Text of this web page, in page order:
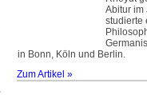
Abitur im
studierte
in Bonn, Köln und Berlin.
Zum Artikel »